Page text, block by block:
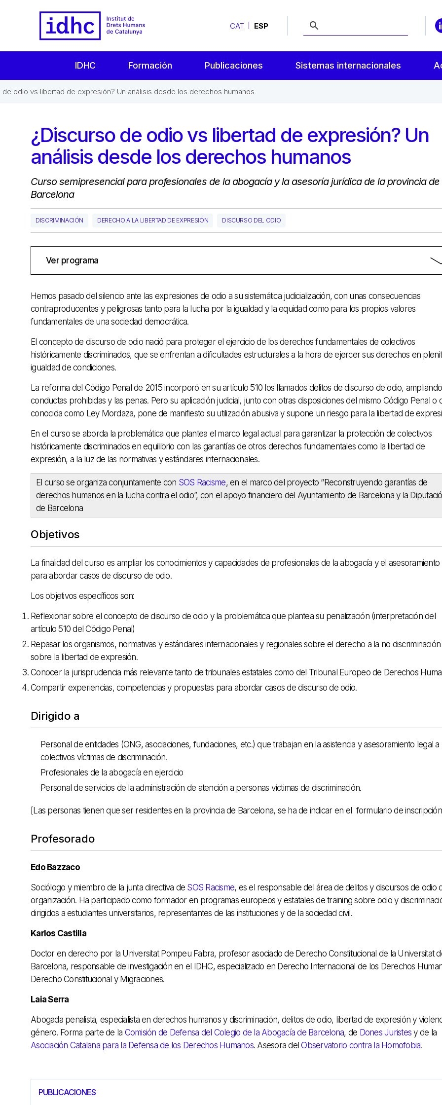
CAT ESP
IDHC Formación Publicaciones Sistemas internacionales
de odio vs libertad de expresión? Un análisis desde los derechos humanos
¿Discurso de odio vs libertad de expresión? Un
análisis desde los derechos humanos
Curso semipresencial para profesionales de la abogacía y la asesoría jurídica de la provincia de
Barcelona
DISCRIMINACIÓN DERECHO A LA LIBERTAD DE EXPRESIÓN DISCURSO DEL ODIO
Ver programa
Hemos pasado del silencio ante las expresiones de odio a su sistemática judicialización, con unas consecuencias
contraproducentes y peligrosas tanto para la lucha por la igualdad y la equidad como para los propios valores
fundamentales de una sociedad democrática.
El concepto de discurso de odio nació para proteger el ejercicio de los derechos fundamentales de colectivos
históricamente discriminados, que se enfrentan a dificultades estructurales a la hora de ejercer sus derechos en
igualdad de condiciones.
La reforma del Código Penal de 2015 incorporó en su artículo 510 los llamados delitos de discurso de odio,
conductas prohibidas y las penas. Pero su aplicación judicial, junto con otras disposiciones del mismo Código Penal o
conocida como Ley Mordaza, pone de manifiesto su utilización abusiva y supone un riesgo para la libertad de
En el curso se aborda la problemática que plantea el marco legal actual para garantizar la protección de colectivos
históricamente discriminados en equilibrio con las garantías de otros derechos fundamentales como la libertad de
expresión, a la luz de las normativas y estándares internacionales.
El curso se organiza conjuntamente con SOS Racisme, en el marco del proyecto “Reconstruyendo garantías de
derechos humanos en la lucha contra el odio”, con el apoyo financiero del Ayuntamiento de Barcelona y la
de Barcelona
Objetivos
La finalidad del curso es ampliar los conocimientos y capacidades de profesionales de la abogacía y el asesoramiento
para abordar casos de discurso de odio.
Los objetivos específicos son:
Reflexionar sobre el concepto de discurso de odio y la problemática que plantea su penalización (interpretación del
artículo 510 del Código Penal)
Repasar los organismos, normativas y estándares internacionales y regionales sobre el derecho a la no
sobre la libertad de expresión.
Conocer la jurisprudencia más relevante tanto de tribunales estatales como del Tribunal Europeo de Derechos
Compartir experiencias, competencias y propuestas para abordar casos de discurso de odio.
Dirigido a
Personal de entidades (ONG, asociaciones, fundaciones, etc.) que trabajan en la asistencia y asesoramiento legal a
colectivos víctimas de discriminación.
Profesionales de la abogacía en ejercicio
Personal de servicios de la administración de atención a personas víctimas de discriminación.
[Las personas tienen que ser residentes en la provincia de Barcelona, se ha de indicar en el formulario de
Profesorado
Edo Bazzaco
Sociólogo y miembro de la junta directiva de SOS Racisme, es el responsable del área de delitos y discursos de odio
organización. Ha participado como formador en programas europeos y estatales de training sobre odio y
dirigidos a estudiantes universitarios, representantes de las instituciones y de la sociedad civil.
Karlos Castilla
Doctor en derecho por la Universitat Pompeu Fabra, profesor asociado de Derecho Constitucional de la Universitat
Barcelona, responsable de investigación en el IDHC, especializado en Derecho Internacional de los Derechos
Derecho Constitucional y Migraciones.
Laia Serra
Abogada penalista, especialista en derechos humanos y discriminación, delitos de odio, libertad de expresión y
género. Forma parte de la Comisión de Defensa del Colegio de la Abogacía de Barcelona, de Dones Juristes y de la
Asociación Catalana para la Defensa de los Derechos Humanos. Asesora delObservatorio contra la Homofobia.
PUBLICACIONES